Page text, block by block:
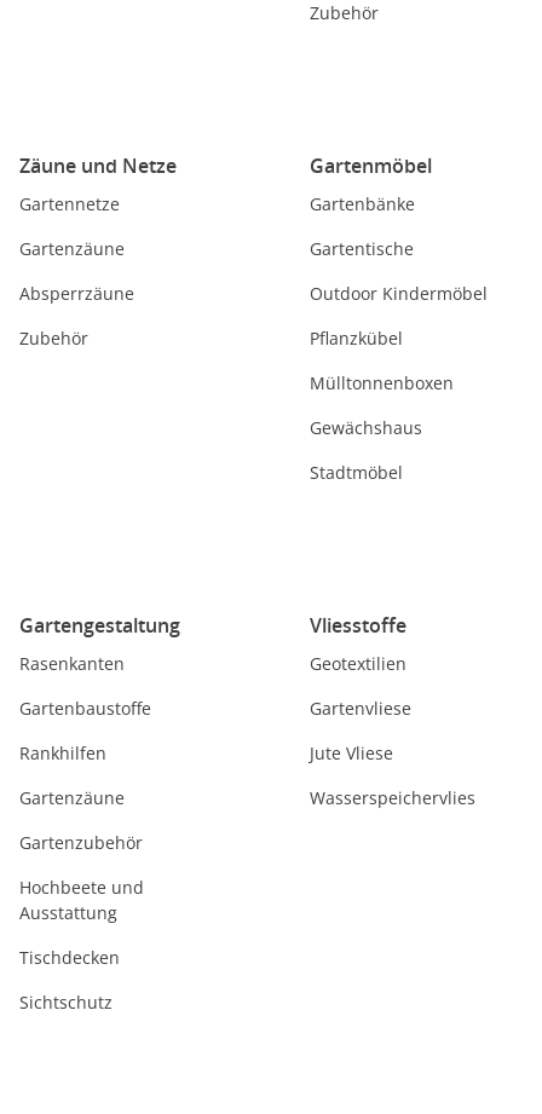
Zubehör
Zäune und Netze
Gartennetze
Gartenzäune
Absperrzäune
Zubehör
Gartenmöbel
Gartenbänke
Gartentische
Outdoor Kindermöbel
Pflanzkübel
Mülltonnenboxen
Gewächshaus
Stadtmöbel
Gartengestaltung
Rasenkanten
Gartenbaustoffe
Rankhilfen
Gartenzäune
Gartenzubehör
Hochbeete und
Ausstattung
Tischdecken
Sichtschutz
Vliesstoffe
Geotextilien
Gartenvliese
Jute Vliese
Wasserspeichervlies